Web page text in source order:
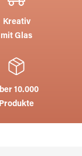
Kreativ
mit Glas
10.000
Produkte